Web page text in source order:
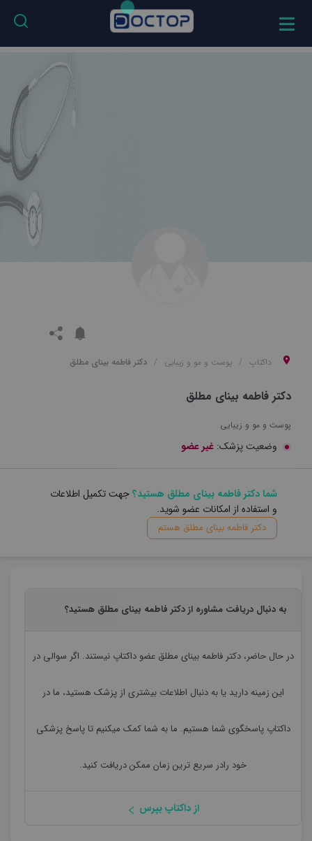
داکتاپ پوست و مو و زیبایی دکتر فاطمه بینای مطلق
دکتر فاطمه بینای مطلق
پوست و مو و زیبایی
وضعیت پزشک: غیر عضو
شما دکتر فاطمه بینای مطلق هستید؟جهت تکمیل اطلاعات
و استفاده از امکانات عضو شوید.
دکتر فاطمه بینای مطلق هستم
به دنبال دریافت مشاوره از دکتر فاطمه بینای مطلق هستید؟
در حال حاضر،دکتر فاطمه بینای مطلق عضو داکتاپ نیستند. اگر سوالی در
این زمینه دارید یا به دنبال اطلاعات بیشتری از پزشک هستید، ما در
داکتاپ پاسخگوی شما هستیم. ما به شما کمک میکنیم تا پاسخ پزشکی
خود رادر سریع ترین زمان ممکن دریافت کنید.
از داکتاپ بپرس